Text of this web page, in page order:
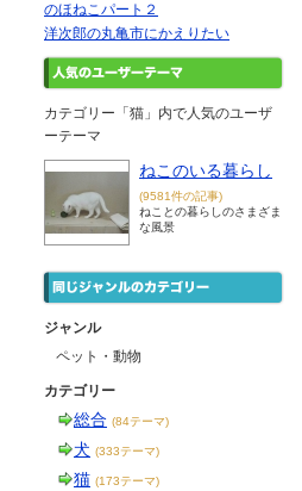
のほねこパート２
洋次郎の丸亀市にかえりたい
カテゴリー「猫」内で人気のユーザ
ーテーマ
ねこのいる暮らし
(9581件の記事)
ねことの暮らしのさまざま
な風景
ジャンル
ペット・動物
カテゴリー
総合 (84テーマ)
犬 (333テーマ)
猫 (173テーマ)